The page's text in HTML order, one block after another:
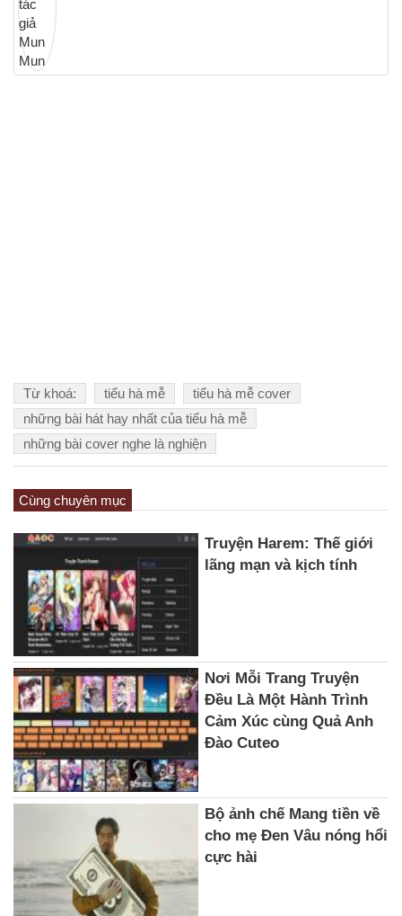
Từ khoá: tiểu hà mễ
tiểu hà mễ cover
những bài hát hay nhất của tiểu hà mễ
những bài cover nghe là nghiện
Cùng chuyên mục
Truyện Harem: Thế giới
lãng mạn và kịch tính
Nơi Mỗi Trang Truyện
Đều Là Một Hành Trình
Cảm Xúc cùng Quả Anh
Đào Cuteo
Bộ ảnh chế Mang tiền về
cho mẹ Đen Vâu nóng hổi
cực hài